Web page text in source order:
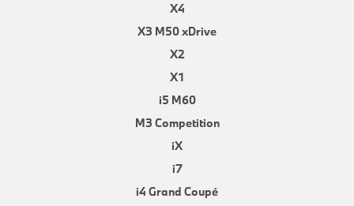
X4
X3 M50 xDrive
X2
X1
i5 M60
M3 Competition
iX
i7
i4 Grand Coupé